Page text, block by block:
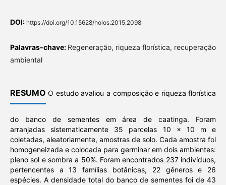
DOI: https://doi.org/10.15628/holos.2015.2098
Palavras-chave: Regeneração, riqueza florística, recuperação
ambiental
RESUMO O estudo avaliou a composição e riqueza florística
do banco de sementes em área de caatinga. Foram
arranjadas sistematicamente 35 parcelas 10 x 10 m e
coletadas, aleatoriamente, amostras de solo. Cada amostra foi
homogeneizada e colocada para germinar em dois ambientes:
pleno sol e sombra a 50%. Foram encontrados 237 indivíduos,
pertencentes a 13 famílias botânicas, 22 gêneros e 26
espécies. A densidade total do banco de sementes foi de 43